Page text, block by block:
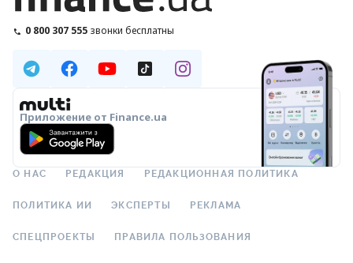
0 800 307 555 звонки бесплатны
Приложение от Finance.ua
О НАС РЕДАКЦИЯ РЕДАКЦИОННАЯ ПОЛИТИКА
ПОЛИТИКА ИИ ЭКСПЕРТЫ РЕКЛАМА
СПЕЦПРОЕКТЫ ПРАВИЛА ПОЛЬЗОВАНИЯ